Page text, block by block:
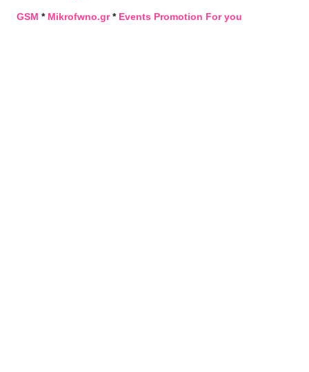
GSM * Mikrofwno.gr* Events Promotion For you